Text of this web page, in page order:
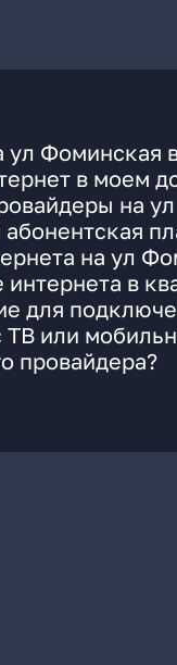
ул Фоминская
в моем
на
на ул
в
для
или
провайдера?